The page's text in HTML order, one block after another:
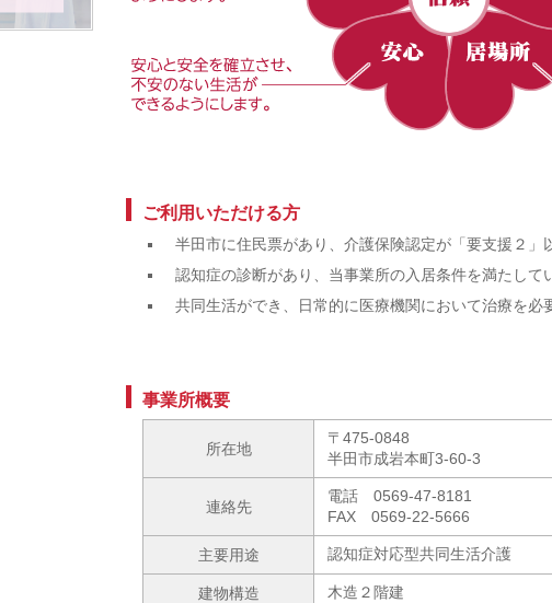
ご利用いただける方
半田市に住民票があり、介護保険認定が「要支援２」
認知症の診断があり、当事業所の入居条件を満たして
共同生活ができ、日常的に医療機関において治療を必
事業所概要
所在地
〒475-0848
半田市成岩本町3-60-3
連絡先
電話 0569-47-8181
FAX 0569-22-5666
主要用途 認知症対応型共同生活介護
建物構造 木造２階建